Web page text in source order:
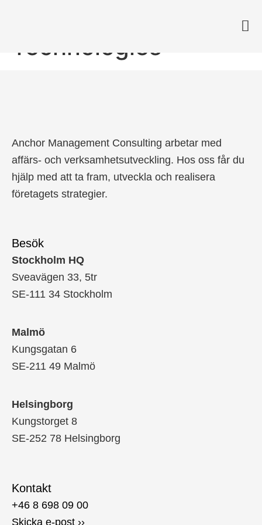
Technologies
Anchor Management Consulting arbetar med
affärs- och verksamhetsutveckling. Hos oss får du
hjälp med att ta fram, utveckla och realisera
företagets strategier.
Besök
Stockholm HQ
Sveavägen 33, 5tr
SE-111 34 Stockholm
Malmö
Kungsgatan 6
SE-211 49 Malmö
Helsingborg
Kungstorget 8
SE-252 78 Helsingborg
Kontakt
+46 8 698 09 00
Skicka e-post ››